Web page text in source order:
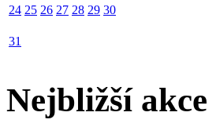
24 25 26 27 28 29 30
31
Nejbližší akce